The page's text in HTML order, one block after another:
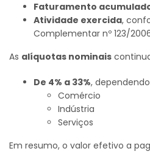
Faturamento
Atividade exercida,
Complementar nº 123/
As alíquotas nominais
De 4% a 33%,
Comércio
Indústria
Serviços
Em resumo, o valor efetivo a